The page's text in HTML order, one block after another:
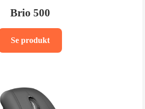
Brio 500
Se produkt